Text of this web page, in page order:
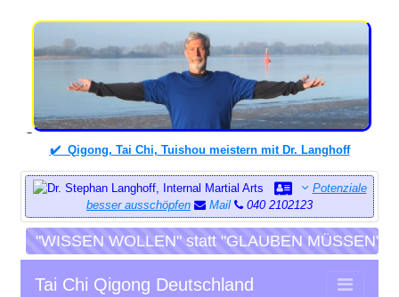
✔️ Qigong, Tai Chi, Tuishou meistern mit Dr. Langhoff
Potenziale
besser ausschöpfen
Mail 040 2102123
"WISSEN WOLLEN" statt "GLAUBEN MÜSSEN"
Tai Chi Qigong Deutschland